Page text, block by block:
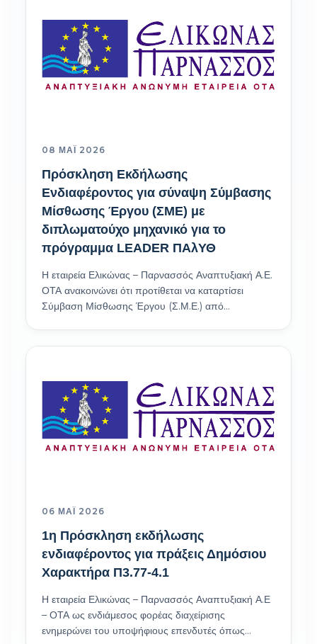
08 ΜΆΙ 2026
Πρόσκληση Εκδήλωσης
Ενδιαφέροντος για σύναψη Σύμβασης
Μίσθωσης Έργου (ΣΜΕ) με
διπλωματούχο μηχανικό για το
πρόγραμμα LEADER ΠΑλΥΘ
Η εταιρεία Ελικώνας – Παρνασσός Αναπτυξιακή Α.Ε.
ΟΤΑ ανακοινώνει ότι προτίθεται να καταρτίσει
Σύμβαση Μίσθωσης Έργου (Σ.Μ.Ε.) από…
06 ΜΆΙ 2026
1η Πρόσκληση εκδήλωσης
ενδιαφέροντος για πράξεις Δημόσιου
Χαρακτήρα Π3.77-4.1
Η εταιρεία Ελικώνας – Παρνασσός Αναπτυξιακή Α.Ε
– ΟΤΑ ως ενδιάμεσος φορέας διαχείρισης
ενημερώνει του υποψήφιους επενδυτές όπως…